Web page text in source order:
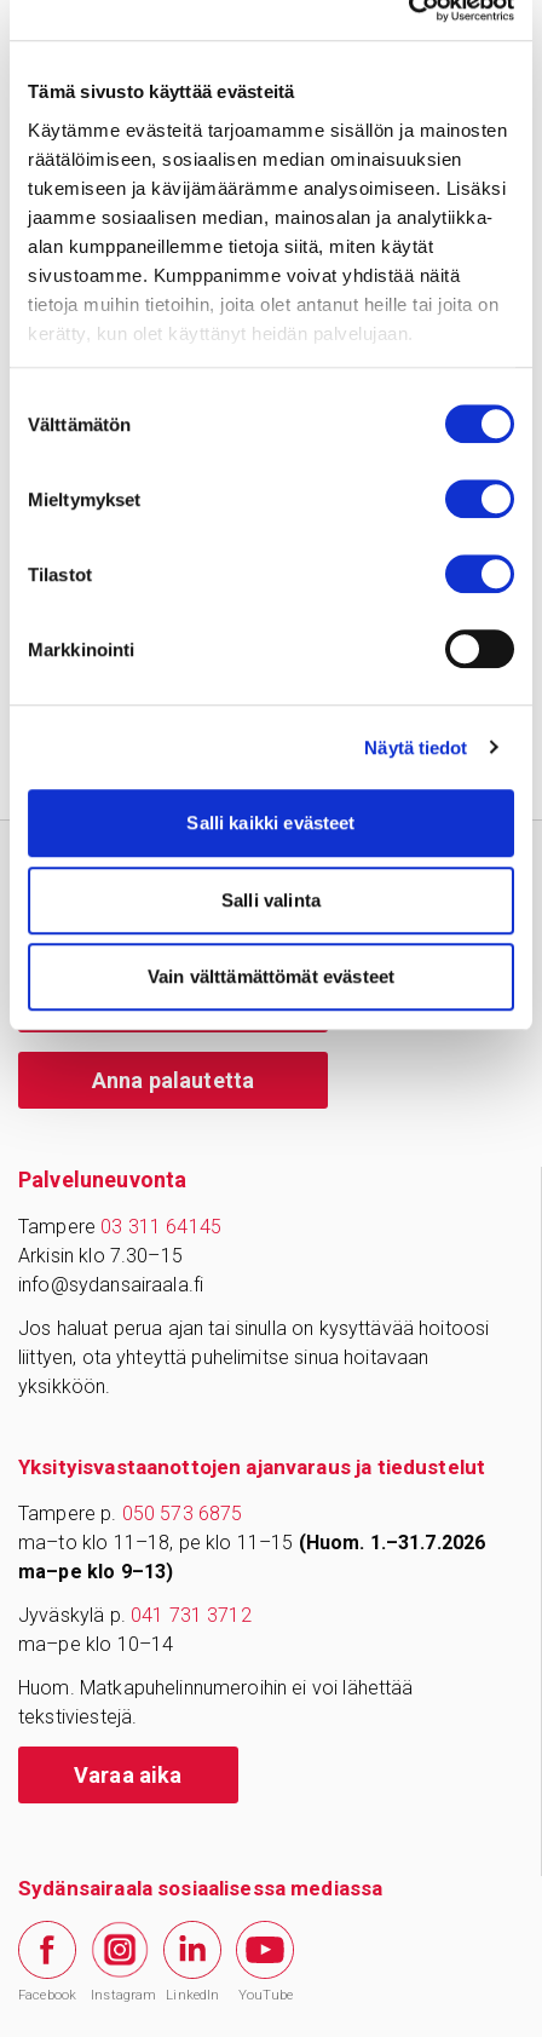
Tämä sivusto käyttää evästeitä
Käytämme evästeitä tarjoamamme sisällön ja mainosten
räätälöimiseen, sosiaalisen median ominaisuuksien
tukemiseen ja kävijämäärämme analysoimiseen. Lisäksi
jaamme sosiaalisen median, mainosalan ja analytiikka-
alan kumppaneillemme tietoja siitä, miten käytät
sivustoamme. Kumppanimme voivat yhdistää näitä
tietoja muihin tietoihin, joita olet antanut heille tai joita on
kerätty, kun olet käyttänyt heidän palvelujaan.
valinta
Välttämätön
Mieltymykset
Tilastot
Markkinointi
Näytä tiedot
Salli kaikki evästeet
Salli valinta
Vain välttämättömät evästeet
–Teos peilaa aina sen hetken ja tilan, kun sitä
katsotaan ja tutkitaan. Katsoja voi nähdä itsensä
Kirsti Tuokon Chillaa meidän kanssa -taideteoksessa
Usein kysyttyä
Anna palautetta
Palve­lu­neu­vonta
Tampere 03 311 64145
Arkisin klo 7.30–15
info@sydansairaala.fi
Jos haluat perua ajan tai sinulla on kysyttävää hoitoosi
liittyen, ota yhteyttä puhelimitse sinua hoitavaan
yksikköön.
Yksityisvastaanottojen ajanvaraus ja tiedustelut
Tampere p. 050 573 6875
ma–to klo 11–18, pe klo 11–15 (Huom. 1.–31.7.2026
ma–pe klo 9–13)
Jyväskylä p. 041 731 3712
ma–pe klo 10–14
Huom. Matkapuhelinnumeroihin ei voi lähettää
tekstiviestejä.
Varaa aika
Sydänsairaala sosiaalisessa mediassa
Facebook Instagram LinkedIn YouTube